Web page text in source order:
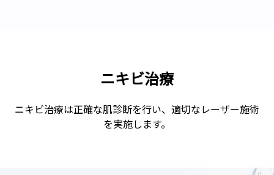
ニキビ治療
ニキビ治療は正確な肌診断を行い、適切なレーザー施術
を実施します。